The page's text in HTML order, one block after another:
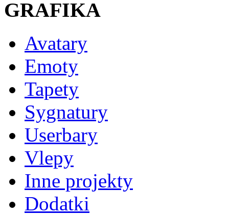
GRAFIKA
Avatary
Emoty
Tapety
Sygnatury
Userbary
Vlepy
Inne projekty
Dodatki